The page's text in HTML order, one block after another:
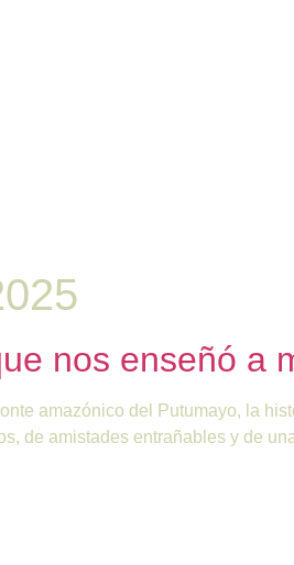
nos enseñó a
amazónico del Putumayo, la
de amistades entrañables y de